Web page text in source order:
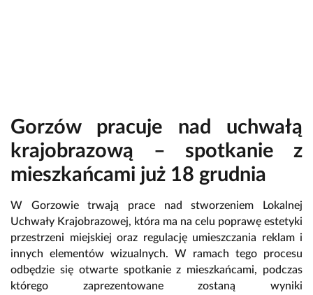
Gorzów pracuje nad uchwałą
krajobrazową – spotkanie z
mieszkańcami już 18 grudnia
W Gorzowie trwają prace nad stworzeniem Lokalnej
Uchwały Krajobrazowej, która ma na celu poprawę estetyki
przestrzeni miejskiej oraz regulację umieszczania reklam i
innych elementów wizualnych. W ramach tego procesu
odbędzie się otwarte spotkanie z mieszkańcami, podczas
którego zaprezentowane zostaną wyniki